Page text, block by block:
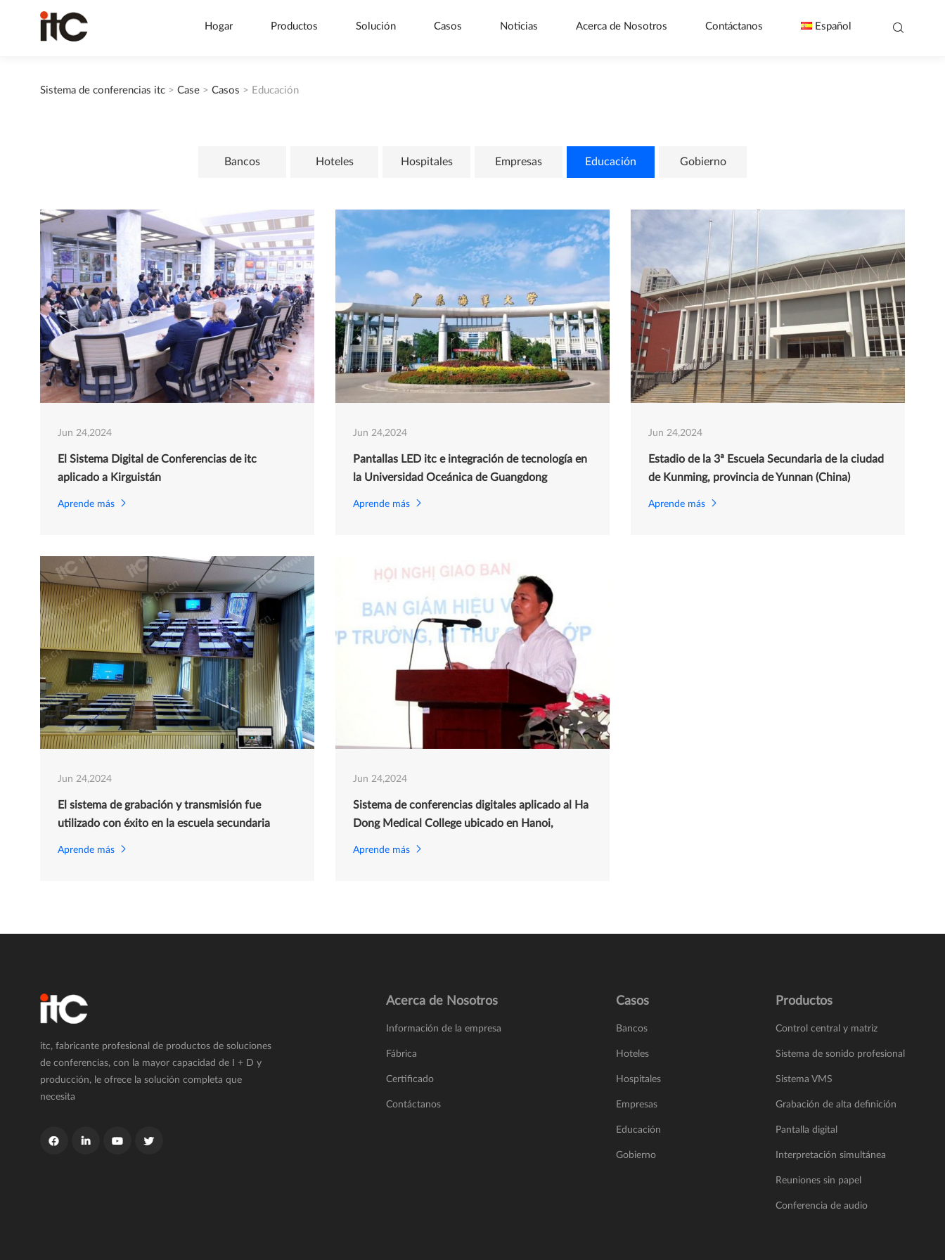
Hogar Productos Solución Casos Noticias Acerca de Nosotros Contáctanos Español
Sistema de conferencias itc > Case > Casos > Educación
Bancos Hoteles Hospitales Empresas Educación Gobierno
Jun 24,2024
El Sistema Digital de Conferencias de itc
aplicado a Kirguistán
Aprende más
Jun 24,2024
Pantallas LED itc e integración de tecnología en
la Universidad Oceánica de Guangdong
Aprende más
Jun 24,2024
Estadio de la 3ª Escuela Secundaria de la ciudad
de Kunming, provincia de Yunnan (China)
Aprende más
Jun 24,2024
El sistema de grabación y transmisión fue
utilizado con éxito en la escuela secundaria
Aprende más
Jun 24,2024
Sistema de conferencias digitales aplicado al Ha
Dong Medical College ubicado en Hanoi,
Aprende más
itc, fabricante profesional de productos de soluciones
de conferencias, con la mayor capacidad de I + D y
producción, le ofrece la solución completa que
necesita
Acerca de Nosotros
Información de la empresa
Fábrica
Certificado
Contáctanos
Casos
Bancos
Hoteles
Hospitales
Empresas
Educación
Gobierno
Productos
Control central y matriz
Sistema de sonido profesional
Sistema VMS
Grabación de alta definición
Pantalla digital
Interpretación simultánea
Reuniones sin papel
Conferencia de audio